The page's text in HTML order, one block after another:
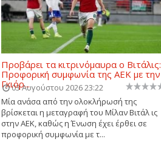
Προβάρει τα κιτρινόμαυρα ο Βιτάλις:
Προφορική συμφωνία της ΑΕΚ με την
Γκιόρ...
03 Αυγούστου 2026 23:22
Μία ανάσα από την ολοκλήρωσή της
βρίσκεται η μεταγραφή του Μίλαν Βιτάλ ις
στην ΑΕΚ, καθώς η Ένωση έχει έρθει σε
προφορική συμφωνία με τ...